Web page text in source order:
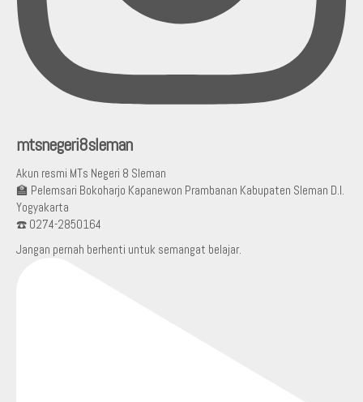
mtsnegeri8sleman
Akun resmi MTs Negeri 8 Sleman
🏫 Pelemsari Bokoharjo Kapanewon Prambanan Kabupaten Sleman D.I.
Yogyakarta
☎️ 0274-2850164
Jangan pernah berhenti untuk semangat belajar.